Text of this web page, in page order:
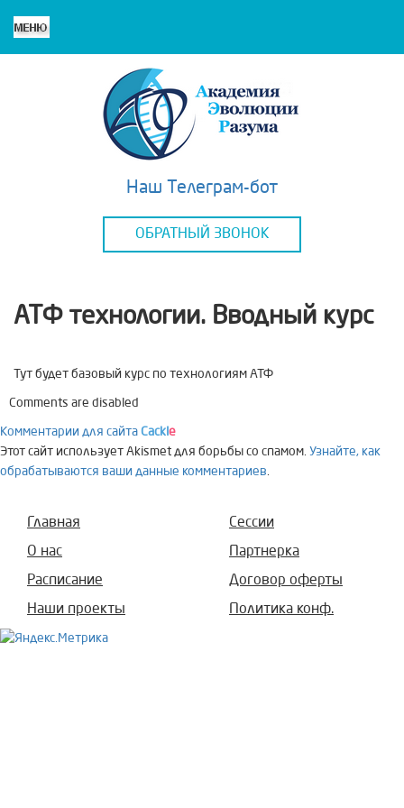
Наш Телеграм-бот
ОБРАТНЫЙ ЗВОНОК
АТФ технологии. Вводный курс
Тут будет базовый курс по технологиям АТФ
Comments are disabled
Комментарии для сайта Cackl e
Этот сайт использует Akismet для борьбы со спамом. Узнайте, как
обрабатываются ваши данные комментариев.
Главная
О нас
Расписание
Наши проекты
Сессии
Партнерка
Договор оферты
Политика конф.